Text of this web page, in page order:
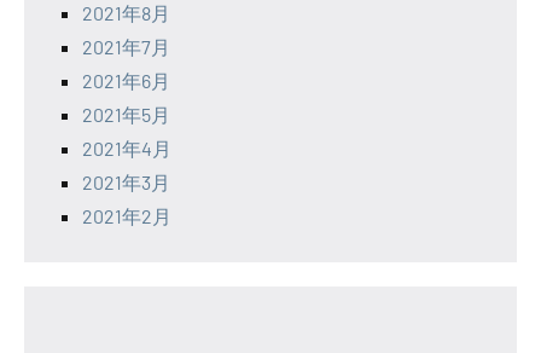
2021年8月
2021年7月
2021年6月
2021年5月
2021年4月
2021年3月
2021年2月